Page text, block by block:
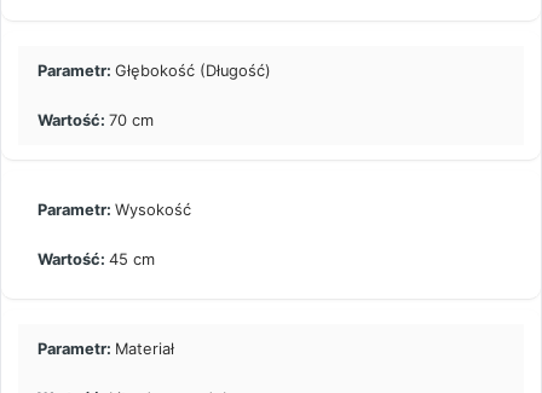
Głębokość (Długość)
70 cm
Wysokość
45 cm
Materiał